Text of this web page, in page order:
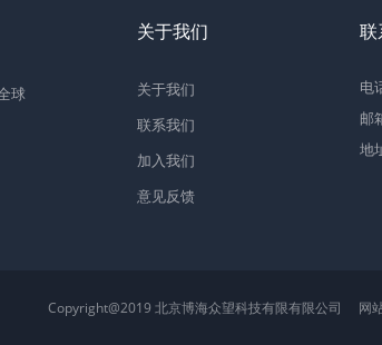
球
关于我们
关于我们
联系我们
加入我们
意见反馈
联
电
邮
地
Copyright@2019 北京博海众望科技有限有限公司 网